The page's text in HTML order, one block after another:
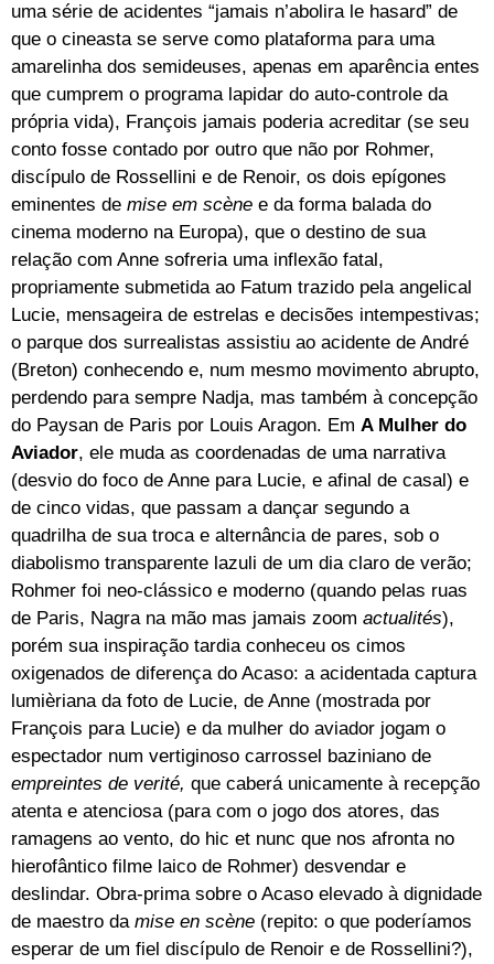
uma série de acidentes “jamais n’abolira le hasard” de
que o cineasta se serve como plataforma para uma
amarelinha dos semideuses, apenas em aparência entes
que cumprem o programa lapidar do auto-controle da
própria vida), François jamais poderia acreditar (se seu
conto fosse contado por outro que não por Rohmer,
discípulo de Rossellini e de Renoir, os dois epígones
eminentes de mise em scène e da forma balada do
cinema moderno na Europa), que o destino de sua
relação com Anne sofreria uma inflexão fatal,
propriamente submetida ao Fatum trazido pela angelical
Lucie, mensageira de estrelas e decisões intempestivas;
o parque dos surrealistas assistiu ao acidente de André
(Breton) conhecendo e, num mesmo movimento abrupto,
perdendo para sempre Nadja, mas também à concepção
do Paysan de Paris por Louis Aragon. Em A Mulher do
Aviador, ele muda as coordenadas de uma narrativa
(desvio do foco de Anne para Lucie, e afinal de casal) e
de cinco vidas, que passam a dançar segundo a
quadrilha de sua troca e alternância de pares, sob o
diabolismo transparente lazuli de um dia claro de verão;
Rohmer foi neo-clássico e moderno (quando pelas ruas
de Paris, Nagra na mão mas jamais zoom actualités),
porém sua inspiração tardia conheceu os cimos
oxigenados de diferença do Acaso: a acidentada captura
lumièriana da foto de Lucie, de Anne (mostrada por
François para Lucie) e da mulher do aviador jogam o
espectador num vertiginoso carrossel baziniano de
empreintes de verité, que caberá unicamente à recepção
atenta e atenciosa (para com o jogo dos atores, das
ramagens ao vento, do hic et nunc que nos afronta no
hierofântico filme laico de Rohmer) desvendar e
deslindar. Obra-prima sobre o Acaso elevado à dignidade
de maestro da mise en scène (repito: o que poderíamos
esperar de um fiel discípulo de Renoir e de Rossellini?),